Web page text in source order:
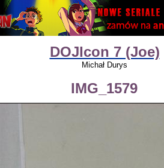
DOJIcon 7 (Joe)
Michał Durys
IMG_1579